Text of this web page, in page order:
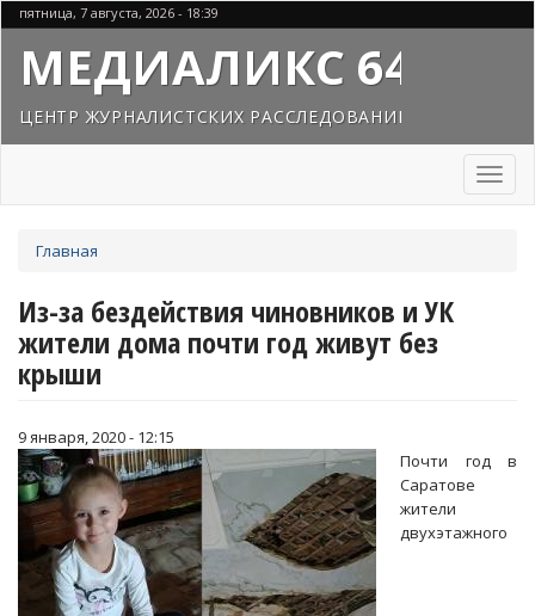
Перейти
к
основному
содержанию
пятница, 7 августа, 2026 - 18:39
МЕДИАЛИКС 64
ЦЕНТР ЖУРНАЛИСТСКИХ РАССЛЕДОВАНИЙ
Toggle
здесь
Главная
Из-за бездействия чиновников и УК
жители дома почти год живут без
крыши
9 января, 2020 - 12:15
Почти год в
Саратове
жители
двухэтажного